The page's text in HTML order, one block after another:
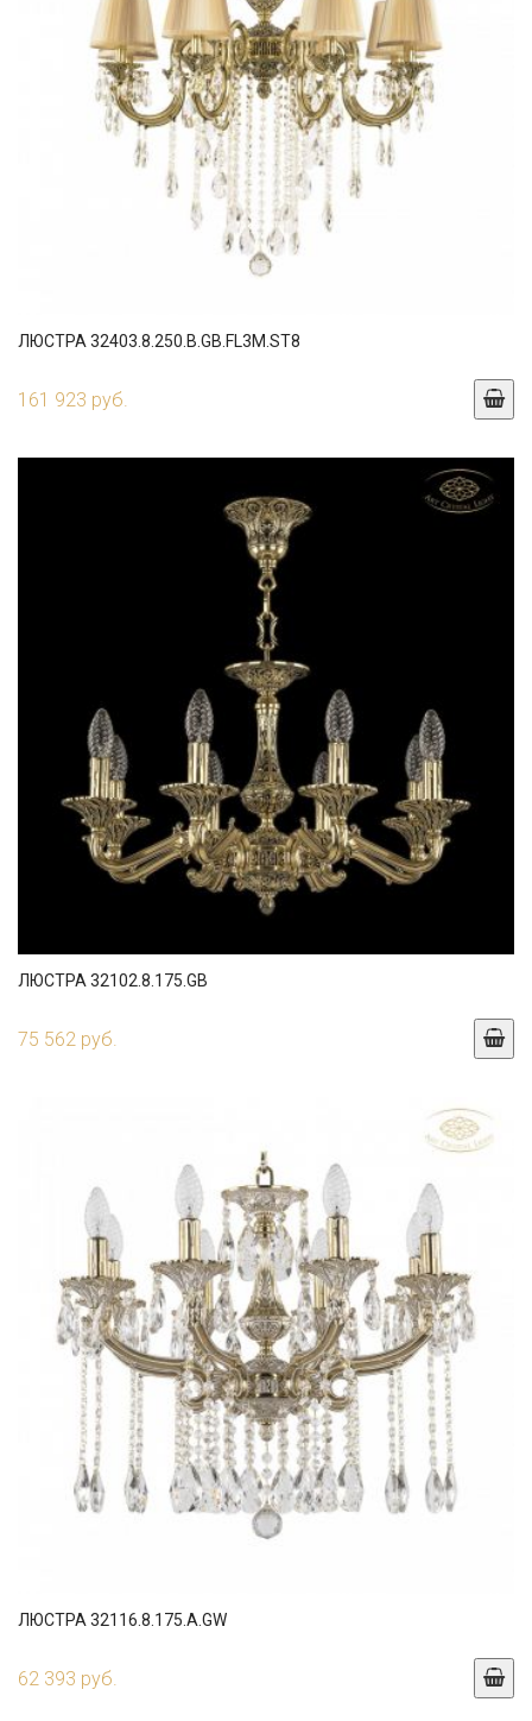
ЛЮСТРА 32403.8.250.B.GB.FL3M.ST8
161 923 руб.
ЛЮСТРА 32102.8.175.GB
75 562 руб.
ЛЮСТРА 32116.8.175.A.GW
62 393 руб.